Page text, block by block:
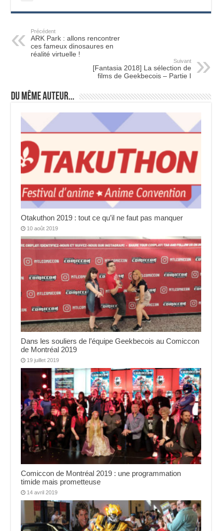
Précédent
ARK Park : allons rencontrer
ces fameux dinosaures en
réalité virtuelle !
Suivant
[Fantasia 2018] La sélection de
films de Geekbecois – Partie I
Du même auteur...
Otakuthon 2019 : tout ce qu’il ne faut pas manquer
10 août 2019
Dans les souliers de l’équipe Geekbecois au Comiccon
de Montréal 2019
19 juillet 2019
Comiccon de Montréal 2019 : une programmation
timide mais prometteuse
14 avril 2019